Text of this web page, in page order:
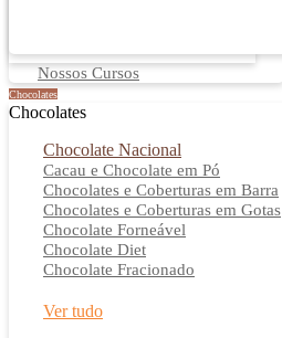
Nossos Cursos
Chocolates
Chocolates
Chocolate Nacional
Cacau e Chocolate em Pó
Chocolates e Coberturas em Barra
Chocolates e Coberturas em Gotas
Chocolate Forneável
Chocolate Diet
Chocolate Fracionado
Ver tudo